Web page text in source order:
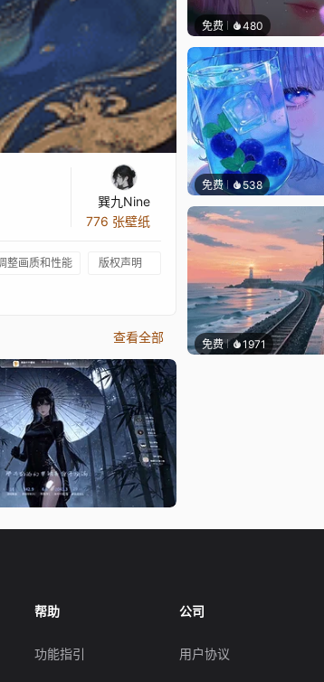
巽九Nine
776 张壁纸
整画质和性能 版权声明
查看全部
免费 480
免费 538
免费 1971
帮助
功能指引
公司
用户协议